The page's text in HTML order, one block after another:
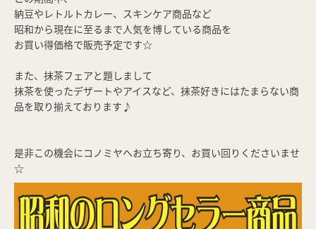
納豆やレトルトカレー、スキンケア商品など
昭和から現在に至るまで人気を博している商品を
お買い得価格で販売予定です☆
また、抹茶フェアと題しまして
抹茶を使ったデザートやアイスなど、抹茶好きにはたまらない商
品を取り揃えております♪
是非この機会にコノミヤへお立ち寄り、お買い回りくださいませ
☆